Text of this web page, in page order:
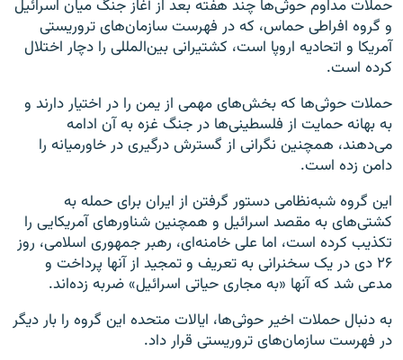
حملات مداوم حوثی‌ها چند هفته بعد از آغاز جنگ میان اسرائیل
و گروه افراطی حماس، که در فهرست سازمان‌های تروریستی
آمریکا و اتحادیه اروپا است، کشتیرانی بین‌المللی را دچار اختلال
کرده است.
حملات حوثی‌ها که بخش‌های مهمی از یمن را در اختیار دارند و
به بهانه حمایت از فلسطینی‌ها در جنگ غزه به آن ادامه
می‌دهند، همچنین نگرانی از گسترش درگیری در خاورمیانه را
دامن زده است.
این گروه شبه‌نظامی دستور گرفتن از ایران برای حمله به
کشتی‌های به مقصد اسرائیل و همچنین شناورهای آمریکایی را
تکذیب کرده است، اما علی خامنه‌ای، رهبر جمهوری اسلامی، روز
۲۶ دی در یک سخنرانی به تعریف و تمجید از آنها پرداخت و
مدعی شد که آنها «به مجاری حیاتی اسرائیل» ضربه زده‌اند.
به دنبال حملات اخیر حوثی‌ها، ایالات متحده این گروه را بار دیگر
در فهرست سازمان‌های تروریستی قرار داد.